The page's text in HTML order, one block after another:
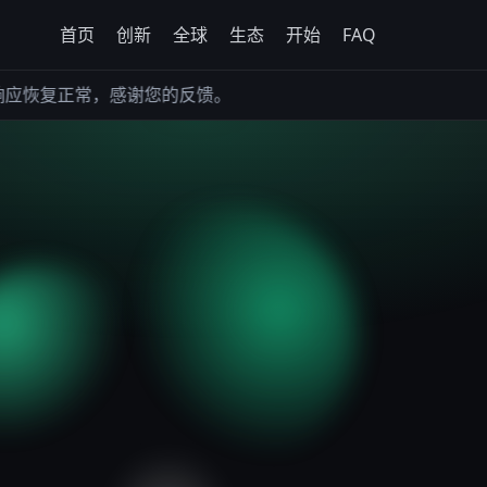
首页 创新 全球 生态 开始 FAQ
正常，感谢您的反馈。